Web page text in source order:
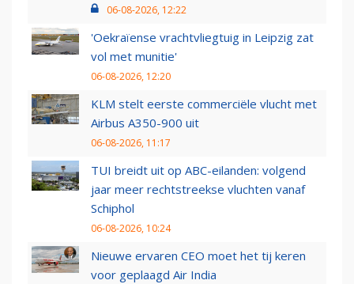
06-08-2026, 12:22
'Oekraïense vrachtvliegtuig in Leipzig zat
vol met munitie'
06-08-2026, 12:20
KLM stelt eerste commerciële vlucht met
Airbus A350-900 uit
06-08-2026, 11:17
TUI breidt uit op ABC-eilanden: volgend
jaar meer rechtstreekse vluchten vanaf
Schiphol
06-08-2026, 10:24
Nieuwe ervaren CEO moet het tij keren
voor geplaagd Air India